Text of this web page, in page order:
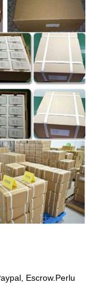
Escrow.Perlu